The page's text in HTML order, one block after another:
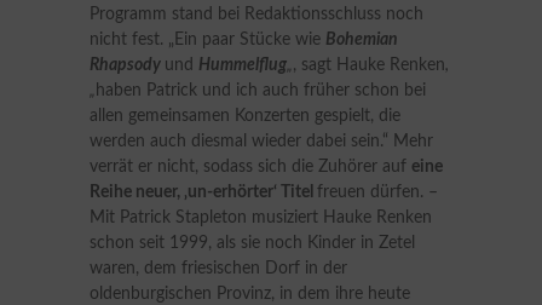
Programm stand bei Redaktionsschluss noch
nicht fest. „Ein paar Stücke wie Bohemian
Rhapsody und Hummelflug„ , sagt Hauke Renken,
„ haben Patrick und ich auch früher schon bei
allen gemeinsamen Konzerten gespielt, die
werden auch diesmal wieder dabei sein.“ Mehr
verrät er nicht, sodass sich die Zuhörer auf eine
Reihe neuer, ‚un-erhörter‘ Titel freuen dürfen. –
Mit Patrick Stapleton musiziert Hauke Renken
schon seit 1999, als sie noch Kinder in Zetel
waren, dem friesischen Dorf in der
oldenburgischen Provinz, in dem ihre heute